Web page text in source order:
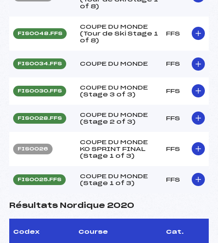
of 8)
FIS0048.FFS
COUPE DU MONDE
(Tour de Ski Stage 1
of 8)
FFS
FIS0034.FFS COUPE DU MONDE FFS
FIS0030.FFS
COUPE DU MONDE
(Stage 3 of 3)
FFS
FIS0028.FFS
COUPE DU MONDE
(Stage 2 of 3)
FFS
FIS0026
COUPE DU MONDE
KO SPRINT FINAL
(Stage 1 of 3)
FFS
FIS0025.FFS
COUPE DU MONDE
(Stage 1 of 3)
FFS
Résultats Nordique 2020
Codex Course Cat.